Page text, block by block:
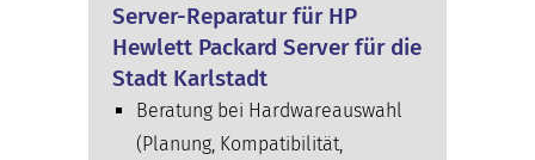
Server-Reparatur für HP
Hewlett Packard Server für die
Stadt Karlstadt
Beratung bei Hardwareauswahl
(Planung, Kompatibilität,